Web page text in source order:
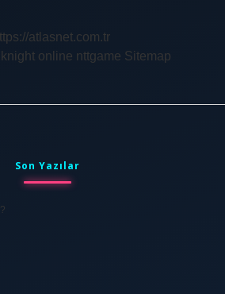
atlasnet.com.tr
knight online nttgame Sitemap
Son Yazılar